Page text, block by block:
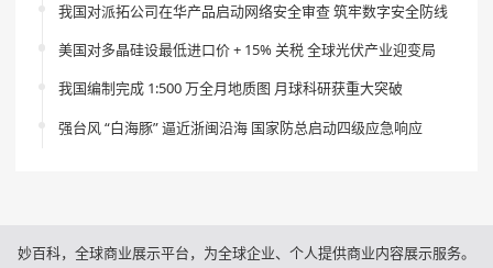
我国对派拓公司在华产品启动网络安全审查 筑牢数字安全防线
美国对多晶硅设最低进口价 + 15% 关税 全球光伏产业迎变局
我国编制完成 1:500 万全月地质图 月球科研获重大突破
强台风 “白海豚” 逼近浙闽沿海 国家防总启动四级应急响应
妙百科，全球商业展示平台，为全球企业、个人提供商业内容展示服务。